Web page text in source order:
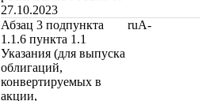
27.10.2023
Абзац 3 подпункта
1.1.6 пункта 1.1
Указания (для выпуска
облигаций,
конвертируемых в
акции,
ruA-